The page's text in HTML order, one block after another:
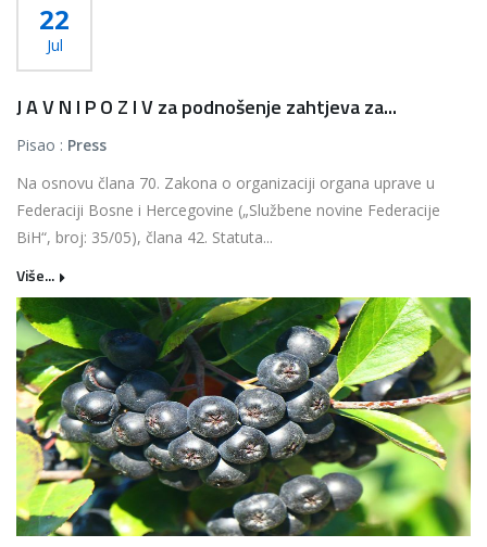
22
Jul
J A V N I P O Z I V za podnošenje zahtjeva za...
Pisao : Press
Na osnovu člana 70. Zakona o organizaciji organa uprave u
Federaciji Bosne i Hercegovine („Službene novine Federacije
BiH“, broj: 35/05), člana 42. Statuta...
Više...